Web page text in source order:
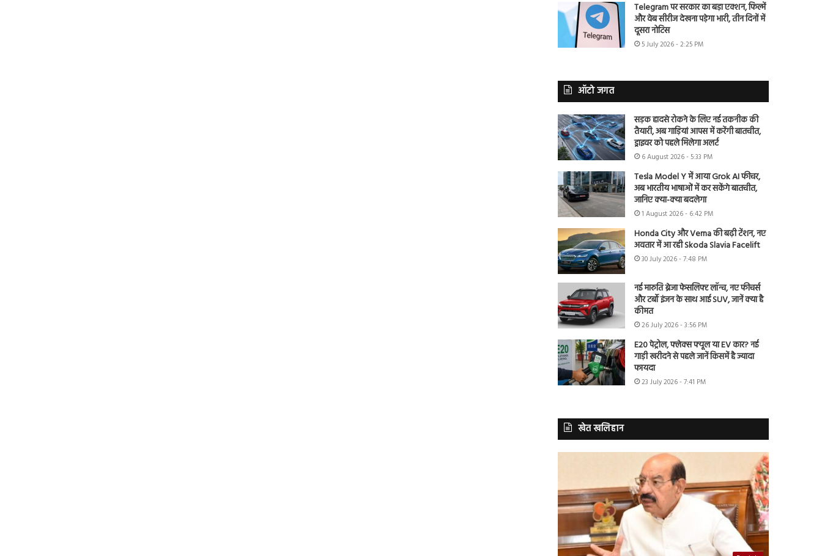
Telegram पर सरकार का बड़ा एक्शन, फिल्में
और वेब सीरीज देखना पड़ेगा भारी, तीन दिनों में
दूसरा नोटिस
5 July 2026 - 2:25 PM
ऑटो जगत
सड़क हादसे रोकने के लिए नई तकनीक की
तैयारी, अब गाड़ियां आपस में करेंगी बातचीत,
ड्राइवर को पहले मिलेगा अलर्ट
6 August 2026 - 5:33 PM
Tesla Model Y में आया Grok AI फीचर,
अब भारतीय भाषाओं में कर सकेंगे बातचीत,
जानिए क्या-क्या बदलेगा
1 August 2026 - 6:42 PM
Honda City और Verna की बढ़ी टेंशन, नए
अवतार में आ रही Skoda Slavia Facelift
30 July 2026 - 7:48 PM
नई मारुति ब्रेजा फेसलिफ्ट लॉन्च, नए फीचर्स
और टर्बो इंजन के साथ आई SUV, जानें क्या है
कीमत
26 July 2026 - 3:56 PM
E20 पेट्रोल, फ्लेक्स फ्यूल या EV कार? नई
गाड़ी खरीदने से पहले जानें किसमें है ज्यादा
फायदा
23 July 2026 - 7:41 PM
खेत खलिहान